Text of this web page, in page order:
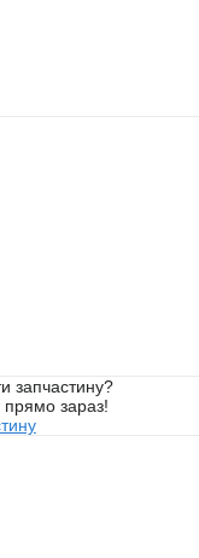
запчастину?
прямо зараз!